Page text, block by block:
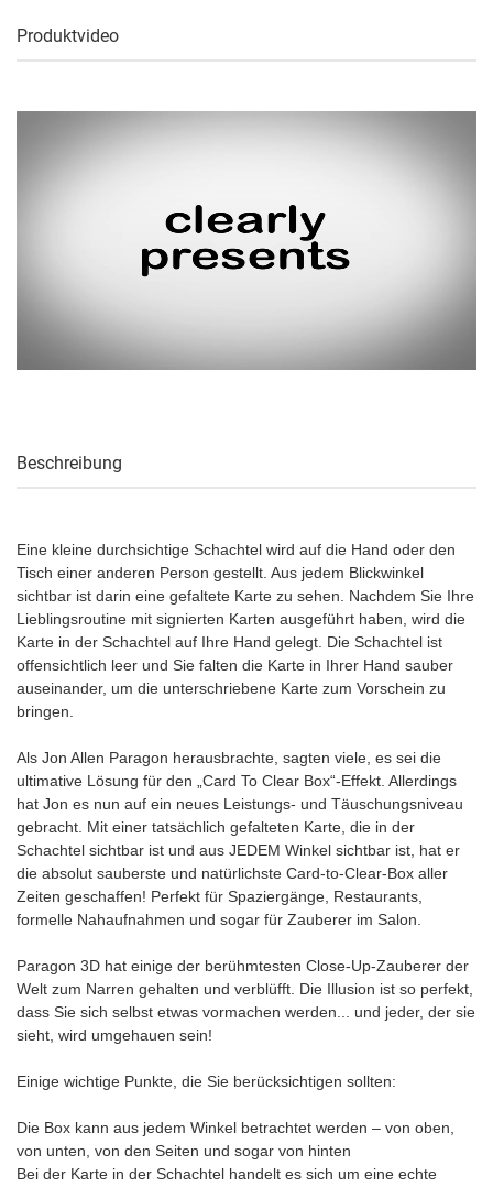
Produktvideo
Beschreibung
Eine kleine durchsichtige Schachtel wird auf die Hand oder den
Tisch einer anderen Person gestellt. Aus jedem Blickwinkel
sichtbar ist darin eine gefaltete Karte zu sehen. Nachdem Sie Ihre
Lieblingsroutine mit signierten Karten ausgeführt haben, wird die
Karte in der Schachtel auf Ihre Hand gelegt. Die Schachtel ist
offensichtlich leer und Sie falten die Karte in Ihrer Hand sauber
auseinander, um die unterschriebene Karte zum Vorschein zu
bringen.
Als Jon Allen Paragon herausbrachte, sagten viele, es sei die
ultimative Lösung für den „Card To Clear Box“-Effekt. Allerdings
hat Jon es nun auf ein neues Leistungs- und Täuschungsniveau
gebracht. Mit einer tatsächlich gefalteten Karte, die in der
Schachtel sichtbar ist und aus JEDEM Winkel sichtbar ist, hat er
die absolut sauberste und natürlichste Card-to-Clear-Box aller
Zeiten geschaffen! Perfekt für Spaziergänge, Restaurants,
formelle Nahaufnahmen und sogar für Zauberer im Salon.
Paragon 3D hat einige der berühmtesten Close-Up-Zauberer der
Welt zum Narren gehalten und verblüfft. Die Illusion ist so perfekt,
dass Sie sich selbst etwas vormachen werden... und jeder, der sie
sieht, wird umgehauen sein!
Einige wichtige Punkte, die Sie berücksichtigen sollten:
Die Box kann aus jedem Winkel betrachtet werden – von oben,
von unten, von den Seiten und sogar von hinten
Bei der Karte in der Schachtel handelt es sich um eine echte